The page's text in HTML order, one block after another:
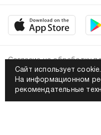
Сайт использует cookie.
На информационном
рекомендательные
2026. Все права
Политика
Согласие на обработку